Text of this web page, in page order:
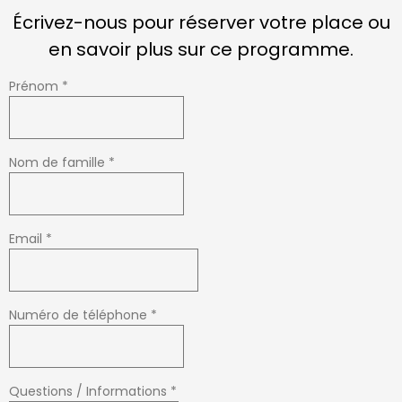
Écrivez-nous pour réserver votre place ou
en savoir plus sur ce programme.
Prénom *
Nom de famille *
Email *
Numéro de téléphone *
Questions / Informations *